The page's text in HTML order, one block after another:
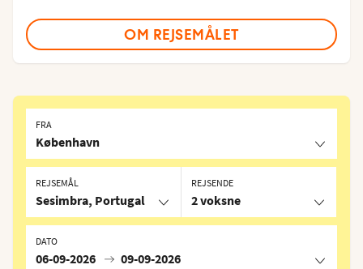
OM REJSEMÅLET
FRA
København
REJSEMÅL
Sesimbra, Portugal
DATO
06-09-2026 09-09-2026
REJSENDE
2 voksne